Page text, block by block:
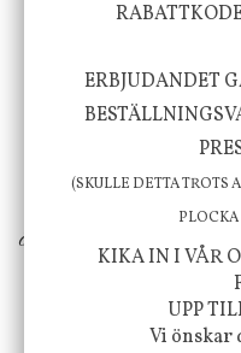
Vi vill förmedla
välbefinnande
inspiration från
erbjuder vi
ökar trivsel i ditt
att öka
ERBJUDANDET
(SKULLE DETTA TROTS
PLOCKA
KIKA IN I VÅR
UPP
Vi önskar